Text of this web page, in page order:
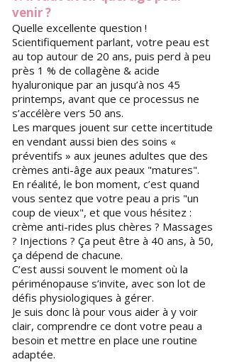
venir ?
Quelle excellente question !
Scientifiquement parlant, votre peau est
au top autour de 20 ans, puis perd à peu
près 1 % de collagène & acide
hyaluronique par an jusqu’à nos 45
printemps, avant que ce processus ne
s’accélère vers 50 ans.
Les marques jouent sur cette incertitude
en vendant aussi bien des soins «
préventifs » aux jeunes adultes que des
crèmes anti-âge aux peaux "matures".
En réalité, le bon moment, c’est quand
vous sentez que votre peau a pris "un
coup de vieux", et que vous hésitez :
crème anti-rides plus chères ? Massages
? Injections ? ​Ça peut être à 40 ans, à 50,
ça dépend de chacune.
C’est aussi souvent le moment où la
périménopause s’invite, avec son lot de
défis physiologiques à gérer.
Je suis donc là pour vous aider à y voir
clair, comprendre ce dont votre peau a
besoin et mettre en place une routine
adaptée.